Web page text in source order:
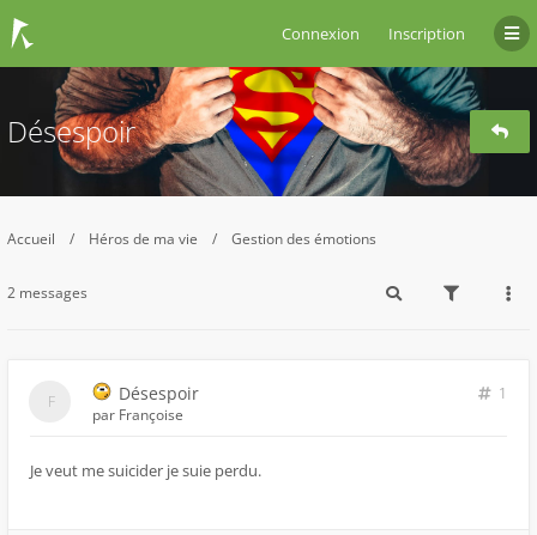
Connexion Inscription
Désespoir
Accueil Héros de ma vie Gestion des émotions
2 messages
Désespoir
1
par Françoise
Je veut me suicider je suie perdu.